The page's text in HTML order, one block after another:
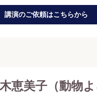
講演のご依頼はこちらから
恵美子（動物